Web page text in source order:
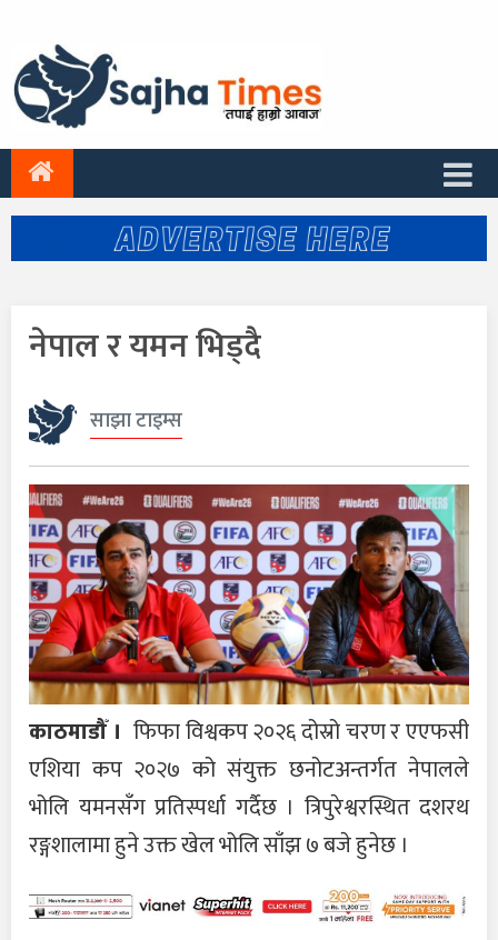
नेपाल र यमन भिड्दै
साझा टाइम्स
काठमाडौँ । फिफा विश्वकप २०२६ दोस्रो चरण र एएफसी
एशिया कप २०२७ को संयुक्त छनोटअन्तर्गत नेपालले
भोलि यमनसँग प्रतिस्पर्धा गर्दैछ । त्रिपुरेश्वरस्थित दशरथ
रङ्गशालामा हुने उक्त खेल भोलि साँझ ७ बजे हुनेछ ।